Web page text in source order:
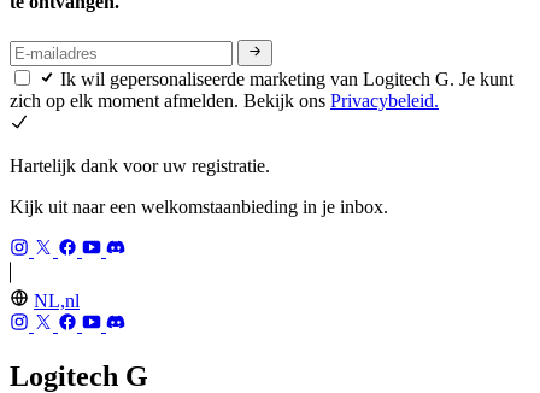
Ik wil gepersonaliseerde marketing van Logitech G. Je kunt
zich op elk moment afmelden. Bekijk ons Privacybeleid.
Hartelijk dank voor uw registratie.
Kijk uit naar een welkomstaanbieding in je inbox.
NL,nl
Logitech G